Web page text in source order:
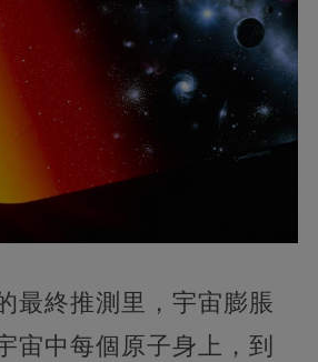
最終推測里，宇宙膨脹
宙中每個原子身上，到